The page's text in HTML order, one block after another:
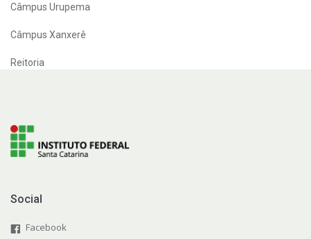
Câmpus Urupema
Câmpus Xanxerê
Reitoria
Social
Facebook